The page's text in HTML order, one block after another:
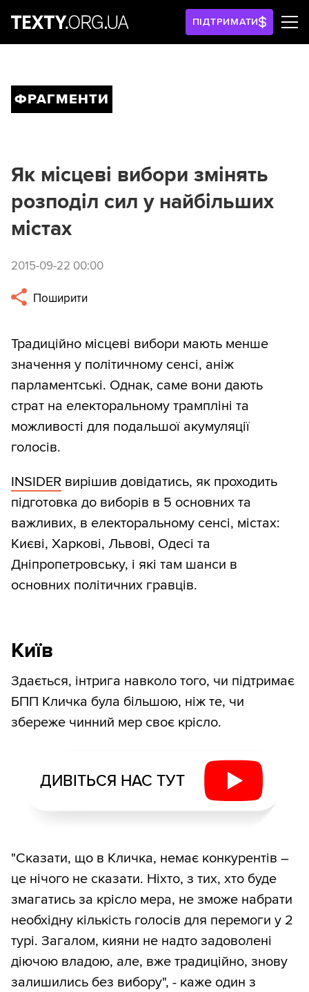
ПІДТРИМАТИ
ФРАГМЕНТИ
Як місцеві вибори змінять
розподіл сил у найбільших
містах
2015-09-22 00:00
Поширити
Традиційно місцеві вибори мають менше
значення у політичному сенсі, аніж
парламентські. Однак, саме вони дають
страт на електоральному трампліні та
можливості для подальшої акумуляції
голосів.
INSIDER вирішив довідатись, як проходить
підготовка до виборів в 5 основних та
важливих, в електоральному сенсі, містах:
Києві, Харкові, Львові, Одесі та
Дніпропетровську, і які там шанси в
основних політичних гравців.
Київ
Здається, інтрига навколо того, чи підтримає
БПП Кличка була більшою, ніж те, чи
збереже чинний мер своє крісло.
ДИВІТЬСЯ НАС ТУТ
"Сказати, що в Кличка, немає конкурентів –
це нічого не сказати. Ніхто, з тих, хто буде
змагатись за крісло мера, не зможе набрати
необхідну кількість голосів для перемоги у 2
турі. Загалом, кияни не надто задоволені
діючою владою, але, вже традиційно, знову
залишились без вибору", - каже один з